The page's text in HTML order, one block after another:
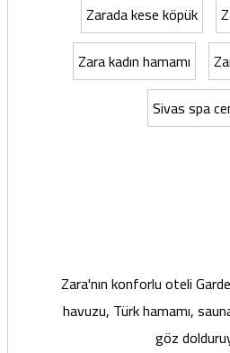
Zarada kese köpük
Zara kadın hamamı
Sivas spa
Zara'nın konforlu oteli
havuzu, Türk hamamı,
göz